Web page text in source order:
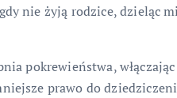
nie żyją rodzice, dzieląc
pokrewieństwa,
prawo do